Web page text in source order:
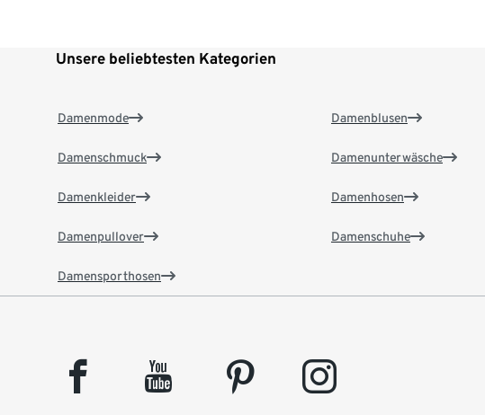
Unsere beliebtesten Kategorien
Damenmode
Damenschmuck
Damenkleider
Damenpullover
Damensporthosen
Damenblusen
Damenunterwäsche
Damenhosen
Damenschuhe
facebook youtube pinterest instagram